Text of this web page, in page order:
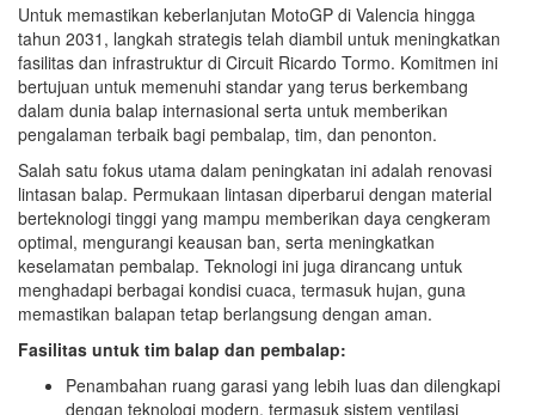
Untuk memastikan keberlanjutan MotoGP di Valencia hingga
tahun 2031, langkah strategis telah diambil untuk meningkatkan
fasilitas dan infrastruktur di Circuit Ricardo Tormo. Komitmen ini
bertujuan untuk memenuhi standar yang terus berkembang
dalam dunia balap internasional serta untuk memberikan
pengalaman terbaik bagi pembalap, tim, dan penonton.
Salah satu fokus utama dalam peningkatan ini adalah renovasi
lintasan balap. Permukaan lintasan diperbarui dengan material
berteknologi tinggi yang mampu memberikan daya cengkeram
optimal, mengurangi keausan ban, serta meningkatkan
keselamatan pembalap. Teknologi ini juga dirancang untuk
menghadapi berbagai kondisi cuaca, termasuk hujan, guna
memastikan balapan tetap berlangsung dengan aman.
Fasilitas untuk tim balap dan pembalap:
Penambahan ruang garasi yang lebih luas dan dilengkapi
dengan teknologi modern, termasuk sistem ventilasi